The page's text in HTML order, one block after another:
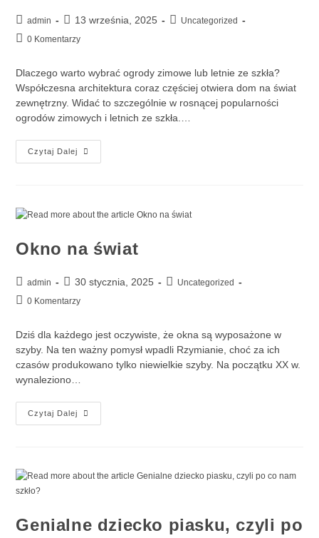
admin 13 września, 2025
Uncategorized
0 Komentarzy
Dlaczego warto wybrać ogrody zimowe lub letnie ze szkła?
Współczesna architektura coraz częściej otwiera dom na świat
zewnętrzny. Widać to szczególnie w rosnącej popularności
ogrodów zimowych i letnich ze szkła.…
Czytaj Dalej
Okno na świat
admin 30 stycznia, 2025
Uncategorized
0 Komentarzy
Dziś dla każdego jest oczywiste, że okna są wyposażone w
szyby. Na ten ważny pomysł wpadli Rzymianie, choć za ich
czasów produkowano tylko niewielkie szyby. Na początku XX w.
wynaleziono…
Czytaj Dalej
Genialne dziecko piasku, czyli po